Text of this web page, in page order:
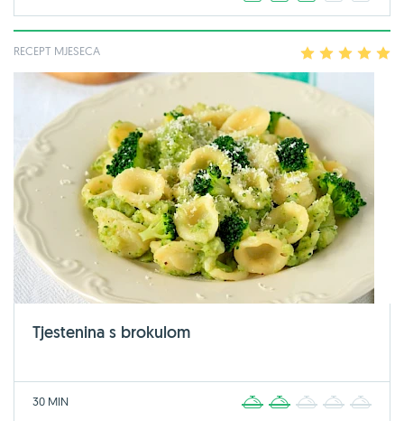
RECEPT MJESECA 2 3 4
Tjestenina s brokulom
30 MIN 2 3 4